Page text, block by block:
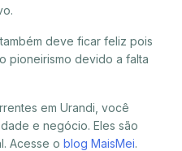
deve ficar feliz pois
pioneirismo devido a falta
em Urandi, você
e negócio. Eles são
Acesse o blog MaisMei.